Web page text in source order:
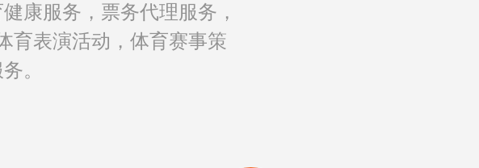
康服务，票务代理服务，
育表演活动，体育赛事策
。